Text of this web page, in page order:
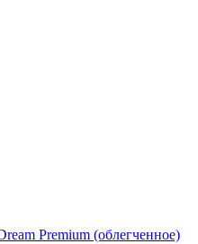
Premium (облегченное)